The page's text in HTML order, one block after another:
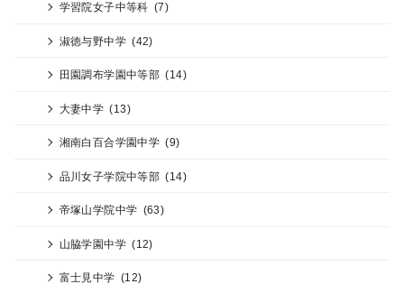
学習院女子中等科 (7)
淑徳与野中学 (42)
田園調布学園中等部 (14)
大妻中学 (13)
湘南白百合学園中学 (9)
品川女子学院中等部 (14)
帝塚山学院中学 (63)
山脇学園中学 (12)
富士見中学 (12)